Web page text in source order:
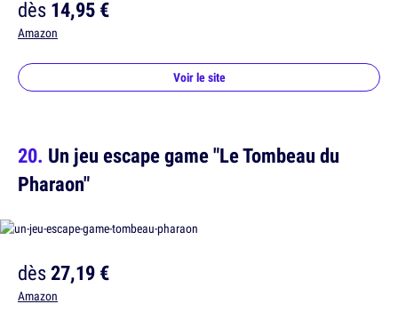
dès14,95 €
Amazon
Voir le site
Un jeu escape game "Le Tombeau du
Pharaon"
dès27,19 €
Amazon